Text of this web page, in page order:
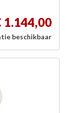
1.144,00
beschikbaar